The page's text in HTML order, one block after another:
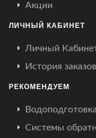
Акции
ЛИЧНЫЙ КАБИНЕТ
Личный
История заказов
РЕКОМЕНДУЕМ
Водоподготовка
Системы